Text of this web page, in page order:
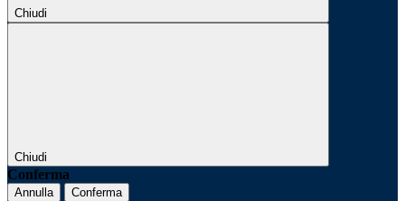
Chiudi
Chiudi
Conferma
Annulla Conferma